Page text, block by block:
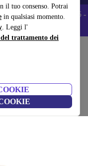
il tuo consenso. Potrai
in qualsiasi momento.
. Leggi l'
trattamento dei
- Codice: ANDROID5 -
sinistra